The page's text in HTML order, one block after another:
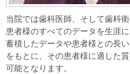
当院では歯科医師、そして歯科
患者様のすべてのデータを生涯
蓄積したデータや患者様との長
をもとに、その患者様に適した
可能となります。